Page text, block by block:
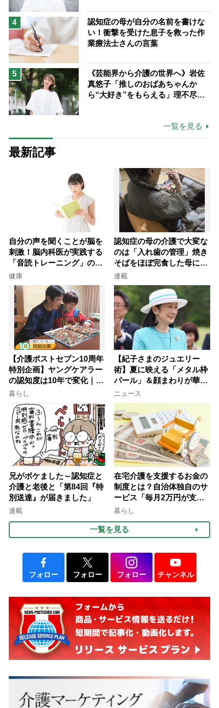
ながら自分らしくいられる」
4
認知症の母が自分の名前を書けな
い！衝撃を受けた息子を救った作
業療法士さんの言葉
5
《芸能界から介護の世界へ》岩佐
真悠子「推しのおばあちゃんか
ら“大好き”をもらえる」理不尽さ
一覧を見る
最新記事
自分の声を聞くことが脳を
刺激！脳内科医が実践する
「音読トレーニング」の極
意
健康
認知症の母の介護で大変な
のは「入れ歯の管理」焼き
そばをほぼ完食した母に息
子が血の気が引いた理由
連載
【介護ポストセブン10周年
特別企画】ヤングケアラー
の認知度は10年で変化｜流
行語大賞にノミネート、法
律にも明記されたが果たし
て現在は？
暮らし
【紀子さまのジュエリー
術】夏に映える「メタル枠
パール」＆顔まわりが華や
ぐ「揺れる一粒」の使い分
け方
ニュース
兄がボケました～認知症と
介護と老後と「第84回『特
別送達』が届きました」
連載
在宅介護を支援するお金の
制度とは？自治体独自のサ
ービス「毎月2万円が支給
される」ケースも【FP解
暮らし
一覧を見る
フォロー フォロー フォロー チャンネル